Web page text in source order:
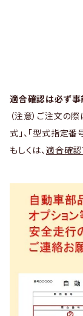
適合確認は必ず事
（注意）ご注文の
式」、「型式指定番
もしくは、 適合確認